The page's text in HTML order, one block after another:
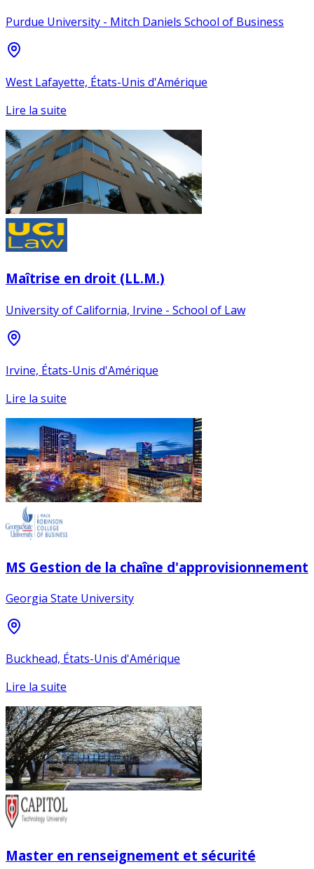
Purdue University - Mitch Daniels School of Business
West Lafayette, États-Unis d'Amérique
Lire la suite
Maîtrise en droit (LL.M.)
University of California, Irvine - School of Law
Irvine, États-Unis d'Amérique
Lire la suite
MS Gestion de la chaîne d'approvisionnement
Georgia State University
Buckhead, États-Unis d'Amérique
Lire la suite
Master en renseignement et sécurité